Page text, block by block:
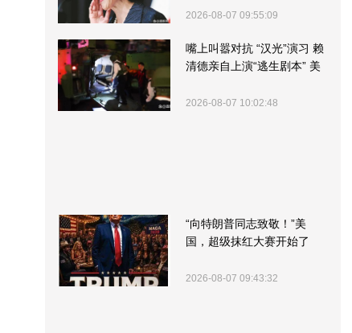
2026-08-07 09:55:09
嘴上叫嚣对抗 “汉光”演习 赖
清德亲自上演“逃生剧本” 美
2026-08-07 10:02:48
“向特朗普同志致敬！”美
国，超级抹红大赛开始了
2026-08-07 09:43:32